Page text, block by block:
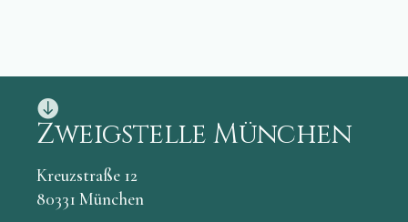
Zweigstelle München
Kreuzstraße 12
80331 München